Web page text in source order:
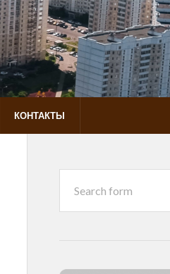
КОНТАКТЫ